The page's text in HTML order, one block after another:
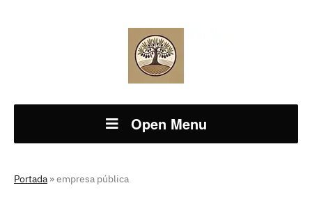
Open Menu
Portada »empresa pública